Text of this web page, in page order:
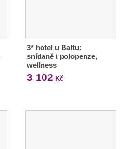
3* hotel u Baltu:
snídaně i polopenze,
wellness
3 102 Kč